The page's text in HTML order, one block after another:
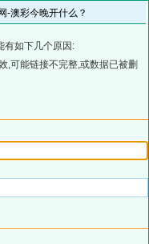
-澳彩今晚开什么？
有如下几个原因:
,可能链接不完整,或数据已被删